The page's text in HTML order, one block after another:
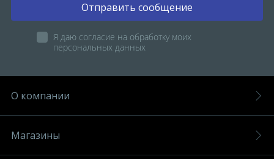
Отправить сообщение
Я даю согласие на обработку моих
персональных данных
О компании
Магазины